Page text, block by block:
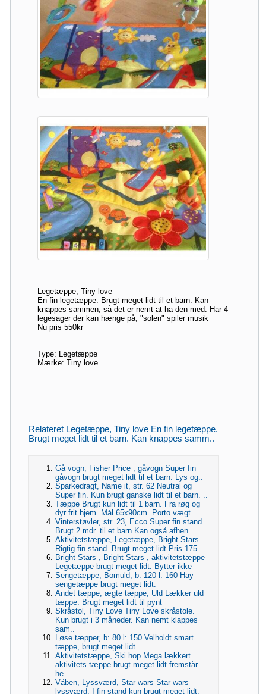
Legetæppe, Tiny love
En fin legetæppe. Brugt meget lidt til et barn. Kan
knappes sammen, så det er nemt at ha den med. Har 4
legesager der kan hænge på, "solen" spiler musik
Nu pris 550kr
Type: Legetæppe
Mærke: Tiny love
Relateret Legetæppe, Tiny love En fin legetæppe.
Brugt meget lidt til et barn. Kan knappes samm..
Gå vogn, Fisher Price , gåvogn Super fin
gåvogn brugt meget lidt til et barn. Lys og..
Sparkedragt, Name it, str. 62 Neutral og
Super fin. Kun brugt ganske lidt til et barn. ..
Tæppe Brugt kun lidt til 1 barn. Fra røg og
dyr frit hjem. Mål 65x90cm. Porto vægt ..
Vinterstøvler, str. 23, Ecco Super fin stand.
Brugt 2 mdr. til et barn.Kan også afhen..
Aktivitetstæppe, Legetæppe, Bright Stars
Rigtig fin stand. Brugt meget lidt Pris 175..
Bright Stars , Bright Stars , aktivitetstæppe
Legetæppe brugt meget lidt. Bytter ikke
Sengetæppe, Bomuld, b: 120 l: 160 Hay
sengetæppe brugt meget lidt.
Andet tæppe, ægte tæppe, Uld Lækker uld
tæppe. Brugt meget lidt til pynt
Skråstol, Tiny Love Tiny Love skråstole.
Kun brugt i 3 måneder. Kan nemt klappes
sam..
Løse tæpper, b: 80 l: 150 Velholdt smart
tæppe, brugt meget lidt.
Aktivitetstæppe, Ski hop Mega lækkert
aktivitets tæppe brugt meget lidt fremstår
he..
Våben, Lyssværd, Star wars Star wars
lyssværd. I fin stand kun brugt meget lidt.